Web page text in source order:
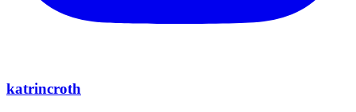
katrincroth